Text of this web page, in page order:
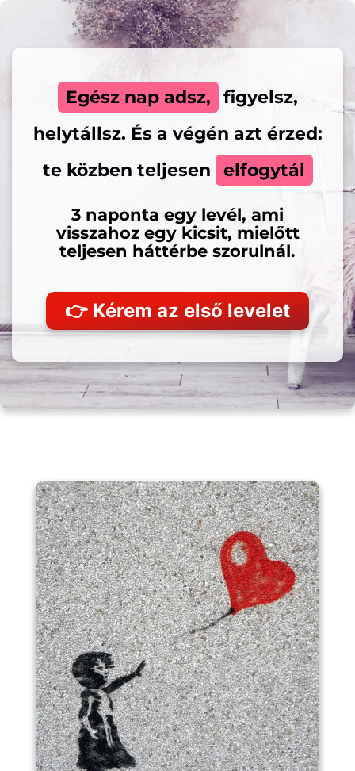
Egész nap adsz,
figyelsz,
helytállsz. És a végén azt érzed:
te közben teljesen
elfogytál
3 naponta egy levél, ami
visszahoz egy kicsit, mielőtt
teljesen háttérbe szorulnál.
👉 Kérem az első levelet